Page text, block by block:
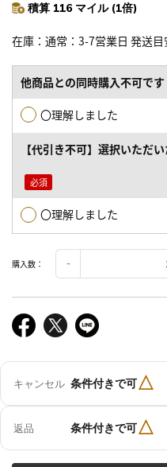
積算 116 マイル (1倍)
在庫 通常：3-7営業日 発送目
他商品との同時購入不可です
〇理解しました
【代引き不可】選択いただ
〇理解しました
購入数：
キャンセル 条件付きで可△
返品 条件付きで可△